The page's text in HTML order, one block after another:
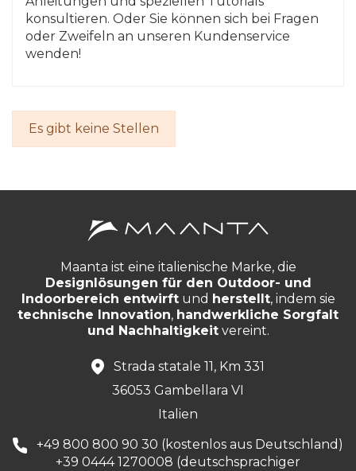
konsultieren. Oder Sie können sich bei Fragen
oder Zweifeln an unseren Kundenservice
wenden!
Es gibt keine Stellen
Maanta ist eine italienische Marke, die
Designlösungen für den Outdoor- und
Indoorbereich entwirftund herstellt, indem sie
technische Innovation, handwerkliche Sorgfalt
und Nachhaltigkeitvereint.
Strada statale 11, Km 331
36053 Gambellara VI
Italien
+49 800 800 90 30 (kostenlos aus Deutschland)
+39 0444 1270008 (deutschsprachiger